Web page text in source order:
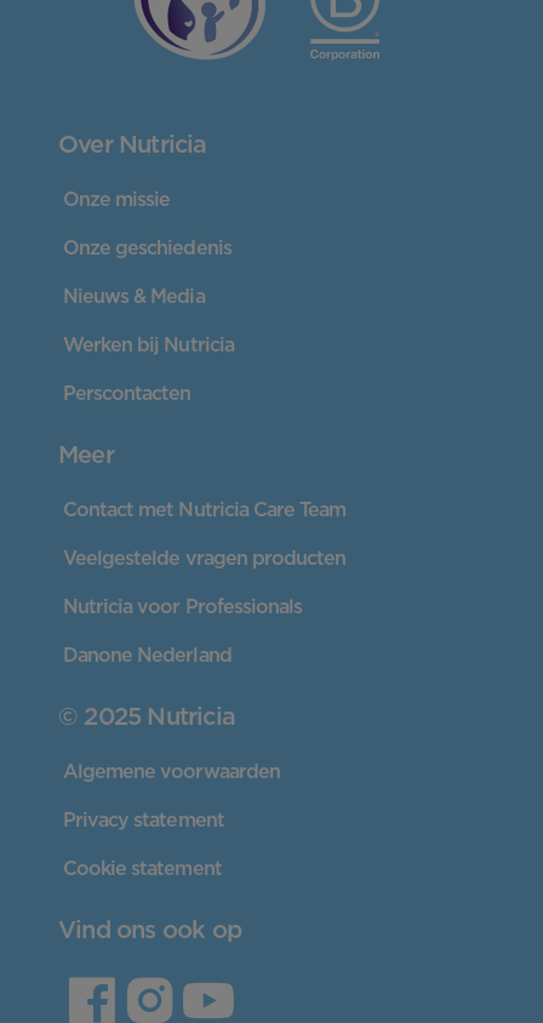
Over Nutricia
Onze missie
Onze geschiedenis
Nieuws & Media
Werken bij Nutricia
Perscontacten
Meer
Contact met Nutricia Care Team
Veelgestelde vragen producten
Nutricia voor Professionals
Danone Nederland
© 2025 Nutricia
Algemene voorwaarden
Privacy statement
Cookie statement
Vind ons ook op